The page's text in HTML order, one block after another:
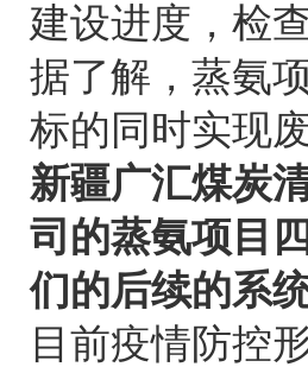
建设进度，检
据了解，蒸氨
标的同时实现
新疆广汇煤炭
司的蒸氨项目
们的后续的系
目前疫情防控